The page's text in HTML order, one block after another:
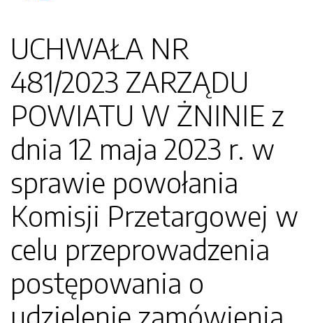
UCHWAŁA NR
481/2023 ZARZĄDU
POWIATU W ŻNINIE z
dnia 12 maja 2023 r. w
sprawie powołania
Komisji Przetargowej w
celu przeprowadzenia
postępowania o
udzielenie zamówienia